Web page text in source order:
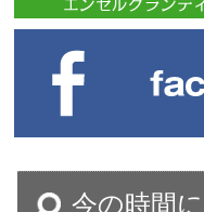
今の時間